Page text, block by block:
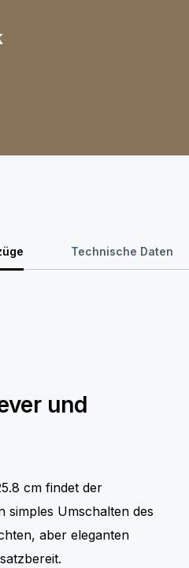
Technische Daten
und
cm findet der
simples Umschalten des
aber eleganten